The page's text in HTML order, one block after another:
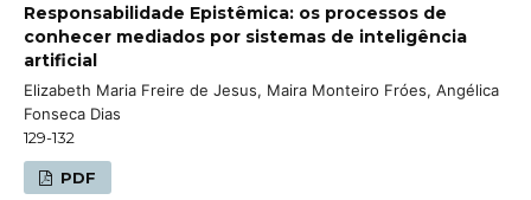
Responsabilidade Epistêmica: os processos de
conhecer mediados por sistemas de inteligência
artificial
Elizabeth Maria Freire de Jesus, Maira Monteiro Fróes, Angélica
Fonseca Dias
129-132
PDF